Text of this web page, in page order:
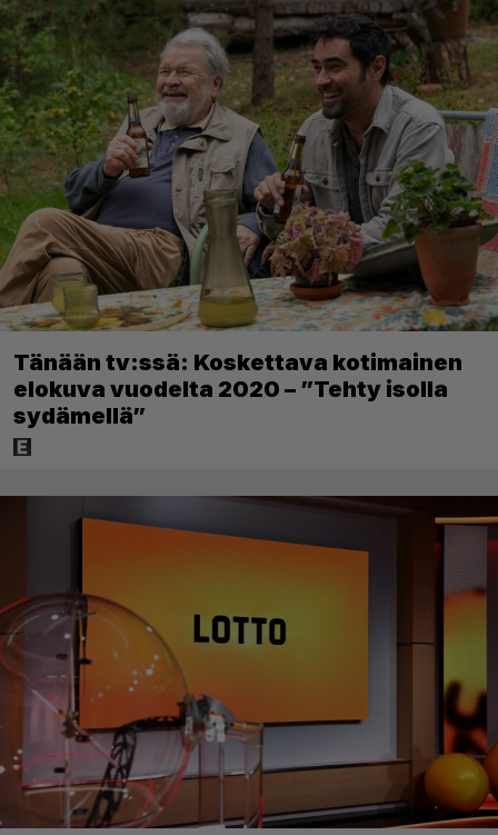
Tänään tv:ssä: Koskettava kotimainen
elokuva vuodelta 2020 – ”Tehty isolla
sydämellä”